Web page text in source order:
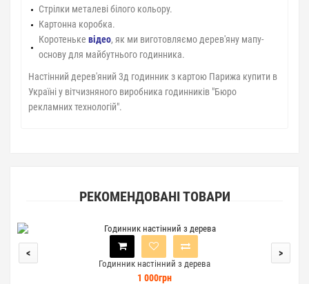
Стрілки металеві білого кольору.
Картонна коробка.
Коротеньке відео, як ми виготовляємо дерев'яну мапу-
основу для майбутнього годинника.
Настінний дерев'яний 3д годинник з картою Парижа купити в
Україні у вітчизняного виробника годинників "Бюро
рекламних технологій".
РЕКОМЕНДОВАНІ ТОВАРИ
Годинник настінний з дерева
1 000грн
< >